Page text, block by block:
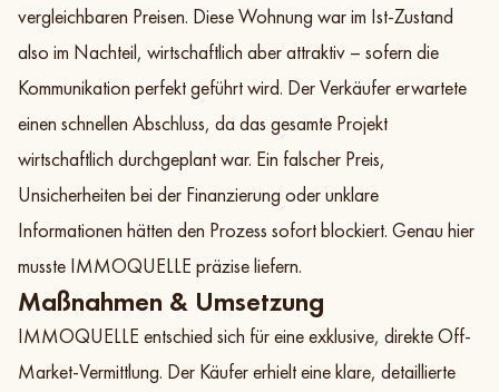
vergleichbaren Preisen. Diese Wohnung war im Ist-Zustand
also im Nachteil, wirtschaftlich aber attraktiv – sofern die
Kommunikation perfekt geführt wird. Der Verkäufer erwartete
einen schnellen Abschluss, da das gesamte Projekt
wirtschaftlich durchgeplant war. Ein falscher Preis,
Unsicherheiten bei der Finanzierung oder unklare
Informationen hätten den Prozess sofort blockiert. Genau hier
musste IMMOQUELLE präzise liefern.
Maßnahmen & Umsetzung
IMMOQUELLE entschied sich für eine exklusive, direkte Off-
Market-Vermittlung. Der Käufer erhielt eine klare, detaillierte